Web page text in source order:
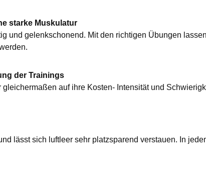
starke Muskulatur
und gelenkschonend. Mit den richtigen Übungen
der Trainings
auf ihre Kosten- Intensität und
lässt sich luftleer sehr platzsparend verstauen. In